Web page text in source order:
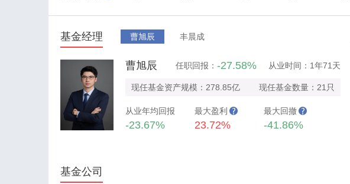
基金经理 曹旭辰 丰晨成
曹旭辰 任职回报： -27.58% 从业时间：1年71天
现任基金资产规模：278.85亿 现任基金数量：21只
从业年均回报
-23.67%
最大盈利
23.72%
最大回撤
-41.86%
基金公司